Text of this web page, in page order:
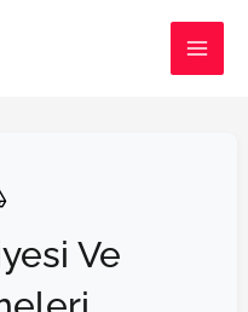
Ve